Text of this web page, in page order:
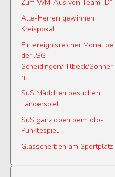
Zum WM-Aus von Team „D“
Alte-Herren gewinnen
Kreispokal
Ein ereignisreicher Monat bei
der JSG
Scheidingen/Hilbeck/Sönner
n
SuS Mädchen besuchen
Länderspiel
SuS ganz oben beim dfb-
Punktespiel
Glasscherben am Sportplatz